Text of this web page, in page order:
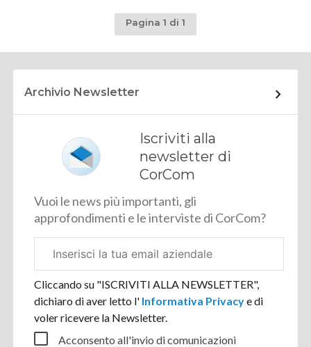
Pagina 1 di 1
Archivio Newsletter
Iscriviti alla
newsletter di
CorCom
Vuoi le news più importanti, gli
approfondimenti e le interviste di CorCom?
aziendale
Cliccando su "ISCRIVITI ALLA NEWSLETTER",
dichiaro di aver letto l' Informativa Privacye di
voler ricevere la Newsletter.
Acconsento all'invio di comunicazioni